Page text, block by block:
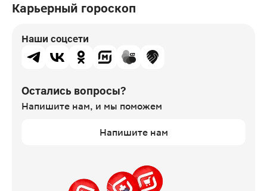
Карьерный гороскоп
Наши соцсети
Остались вопросы?
Напишите нам, и мы поможем
Напишите нам